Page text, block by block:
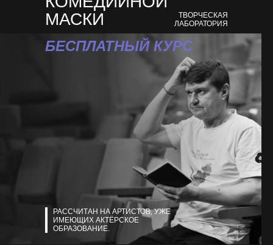
МАСКИ
ТВОРЧЕСКАЯ
ЛАБОРАТОРИЯ
РАССЧИТАН НА АРТИСТОВ, УЖЕ
ИМЕЮЩИХ АКТЁРСКОЕ
ОБРАЗОВАНИЕ.
БЕСПЛАТНЫЙ КУРС